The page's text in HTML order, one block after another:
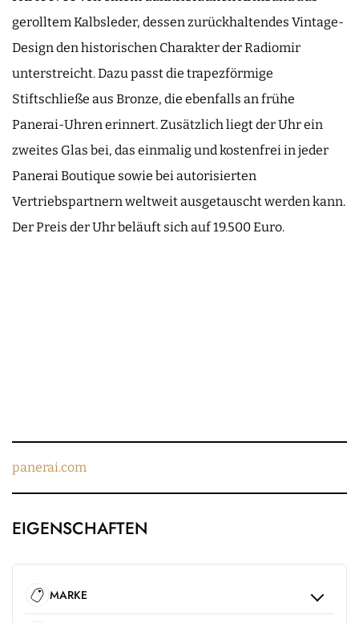
gerolltem Kalbsleder, dessen zurückhaltendes Vintage-
Design den historischen Charakter der Radiomir
unterstreicht. Dazu passt die trapezförmige
Stiftschließe aus Bronze, die ebenfalls an frühe
Panerai-Uhren erinnert. Zusätzlich liegt der Uhr ein
zweites Glas bei, das einmalig und kostenfrei in jeder
Panerai Boutique sowie bei autorisierten
Vertriebspartnern weltweit ausgetauscht werden kann.
Der Preis der Uhr beläuft sich auf 19.500 Euro.
panerai.com
EIGENSCHAFTEN
MARKE